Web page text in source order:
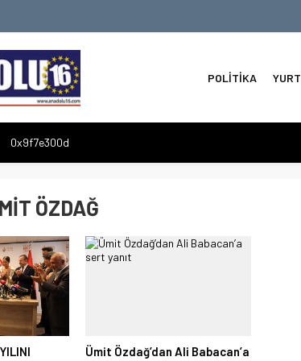
POLİTİKA YURT
0x9f7e300d
Şam Havalimanı’nda Operasyonlar 12 Saat Durduruldu
İran-İsrail Gerginliği: Kuzeyde Sirenler ve Füze İddiaları
Malatya Battalgazi’de 3.6 Deprem
Altında Düşüş: Dolar ve Tahviller Baskı Yapıyor
Gençler ve Yapay Zeka
Yeni Gemini 3.5 Flash ve Omni Duyuruları
ÖZDAĞ
Ümit Özdağ’dan Ali Babacan’a